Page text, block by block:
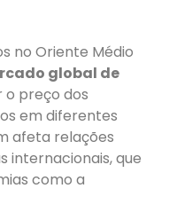
no Oriente Médio
global de
o preço dos
em diferentes
afeta relações
internacionais, que
como a